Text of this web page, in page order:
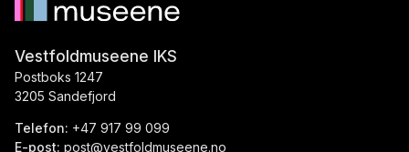
Vestfoldmuseene IKS
Postboks 1247
3205 Sandefjord
Telefon: +47 917 99 099
E-post: post@vestfoldmuseene.no